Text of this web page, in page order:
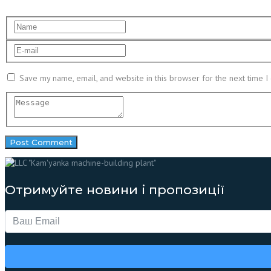
Save my name, email, and website in this browser for the next time I
Отримуйте новини і пропозиції